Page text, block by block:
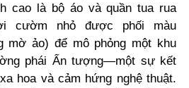
cao là bộ áo và quần tua rua
cườm nhỏ được phối màu
mờ ảo) để mô phỏng một khu
phái Ấn tượng—một sự kết
hoa và cảm hứng nghệ thuật.